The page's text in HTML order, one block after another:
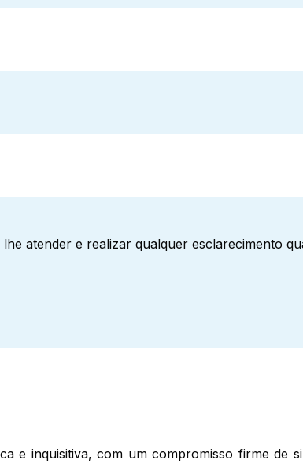
atender e realizar qualquer esclarecimento
e inquisitiva, com um compromisso firme de